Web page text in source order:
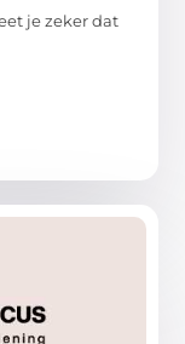
je zeker dat